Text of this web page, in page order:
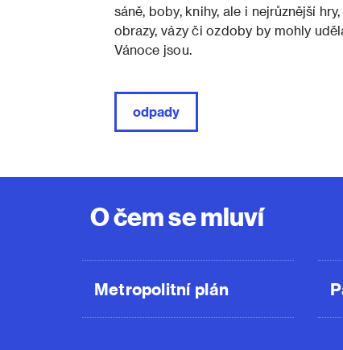
sáně, boby, knihy, ale i nejrůznější
obrazy, vázy či ozdoby by mohly
Vánoce jsou.
odpady
O čem se mluví
Metropolitní plán